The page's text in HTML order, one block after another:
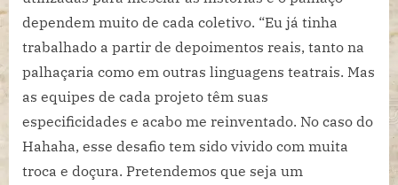
dependem muito de cada coletivo. “Eu já tinha
trabalhado a partir de depoimentos reais, tanto na
palhaçaria como em outras linguagens teatrais. Mas
as equipes de cada projeto têm suas
especificidades e acabo me reinventado. No caso do
Hahaha, esse desafio tem sido vivido com muita
troca e doçura. Pretendemos que seja um